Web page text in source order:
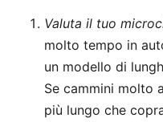
Valuta il tuo
molto tempo in
un modello di
Se cammini molto
più lungo che